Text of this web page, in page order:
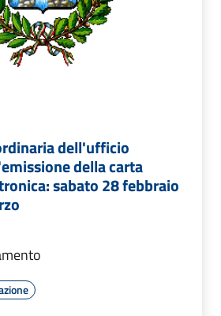
dell'ufficio
della carta
sabato 28 febbraio